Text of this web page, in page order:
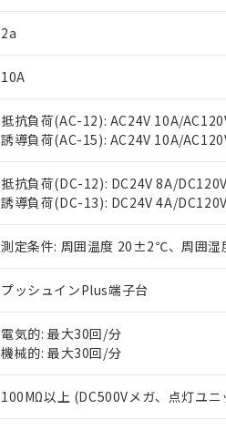
2a
10A
抵抗負荷(AC-12): AC24V 10A/
誘導負荷(AC-15): AC24V 10A/
抵抗負荷(DC-12): DC24V 8A/
誘導負荷(DC-13): DC24V 4A/
測定条件: 周囲温度 20±2℃、周囲
プッシュインPlus端子台
電気的: 最大30回/分
機械的: 最大30回/分
100MΩ以上 (DC500Vメガ、点灯ユニ
当社制御機器事業取扱商品
のであり、閲覧された時点
当社販売員にご相談くださ
オムロン制御機器販売店や
在庫状況および標準価格結
マイパーツ機能（部品リス
ている必要があります。
お客様が当ウェブサイト上
が、当社の製品・サービス
さい。
※当社の共同利用者とは、
フタル酸エステル類の４物質については閾
※2 対応予定月
部品在庫の切り替え状況などに
※3 非含有証明書ダウンロー
下記の非含有証明書をダウンロ
51物質の非含有証明書（当社基準
※本証明書は発行日時点で非含有
また、RoHS指令のフタル酸エス
混在することから備考欄に対応
既に当社にて対応品への在庫切
り割愛しております。
Cr(Ⅵ)(六価クロム) : 1000ppm、 PBBs(ポリ
DBP(フタル酸ジブチル) : 1000ppm、
DEHP(フタル酸ビス(2-エチルヘキシル)) :
※2 環境保護使用期限
「ｅ」：有害物質（10物質）のす
「10」：通常の使用状況下にお
味します。
などの必要な手続きをとり
ます。
置等に一切使用いたしませ
当社は、貴社製品を第三者
また当社は、販売先および
たしません。
△ 一定数には満たないが
機器販売店・当社販売
白